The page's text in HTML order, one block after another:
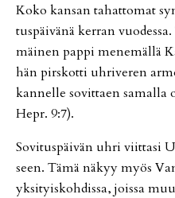
Koko kan­san ta­hat­to­mat
tus­päi­vä­nä ker­ran
mäi­nen pap­pi me­ne­mäl­lä
hän pirs­kot­ti uh­ri­ve­ren
kan­nel­le so­vit­ta­en sa­mal­la
Hepr. 9:7).
So­vi­tus­päi­vän uh­ri
seen. Tämä nä­kyy myös
yk­si­tyis­koh­dis­sa, jois­sa